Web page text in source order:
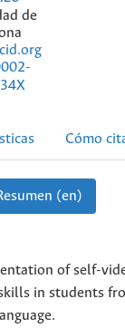
de
Cómo
(en)
of self-
in students